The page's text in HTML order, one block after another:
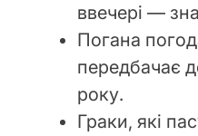
ввечері —
Погана
передбачає
року.
Граки, які